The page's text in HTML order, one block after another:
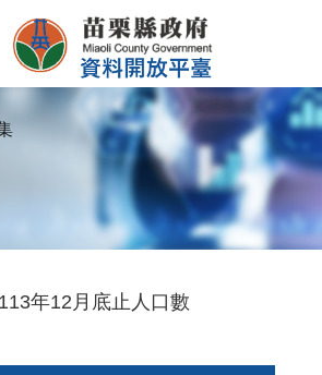
年12月底止人口數